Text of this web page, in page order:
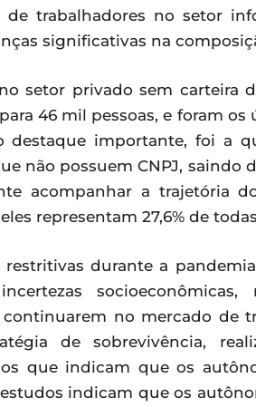
trabalhadores no setor
significativas na
setor privado sem carteira
46 mil pessoas, e foram
destaque importante, foi a
não possuem CNPJ, saindo
acompanhar a trajetória
representam 27,6% de
durante a
no mercado de
de sobrevivência,
que indicam que os
indicam que os